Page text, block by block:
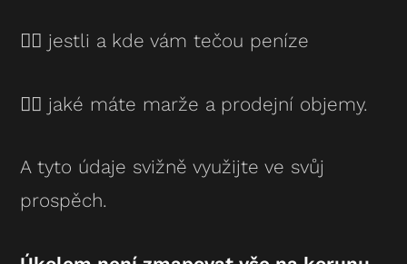
👉🏻 jestli a kde vám tečou peníze
👉🏻 jaké máte marže a prodejní objemy.
A tyto údaje svižně využijte ve svůj
prospěch.